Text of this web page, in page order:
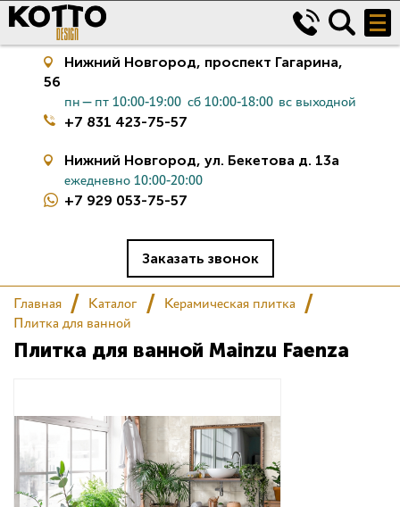
Керамическая плитка
Салон
Сертификаты
Комплекс услуг
Контакты
Нижний Новгород, проспект Гагарина,
56
пн—пт 10:00-19:00 сб 10:00-18:00 вс выходной
+7 831 423-75-57
Нижний Новгород, ул. Бекетова д. 13а
ежедневно 10:00-20:00
+7 929 053-75-57
Заказать звонок
Главная Каталог
Керамическая плитка
Плитка для ванной
Плитка для ванной Mainzu Faenza